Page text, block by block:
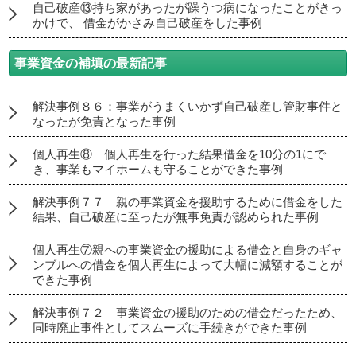
自己破産⑬持ち家があったが躁うつ病になったことがきっ
かけで、 借金がかさみ自己破産をした事例
事業資金の補填の最新記事
解決事例８６：事業がうまくいかず自己破産し管財事件と
なったが免責となった事例
個人再生⑧ 個人再生を行った結果借金を10分の1にで
き、事業もマイホームも守ることができた事例
解決事例７７ 親の事業資金を援助するために借金をした
結果、自己破産に至ったが無事免責が認められた事例
個人再生⑦親への事業資金の援助による借金と自身のギャ
ンブルへの借金を個人再生によって大幅に減額することが
できた事例
解決事例７２ 事業資金の援助のための借金だったため、
同時廃止事件としてスムーズに手続きができた事例